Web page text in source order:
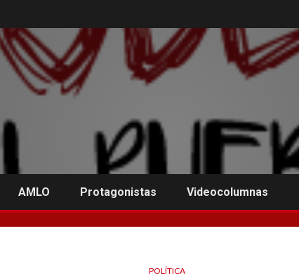
AMLO Protagonistas Videocolumnas
POLÍTICA